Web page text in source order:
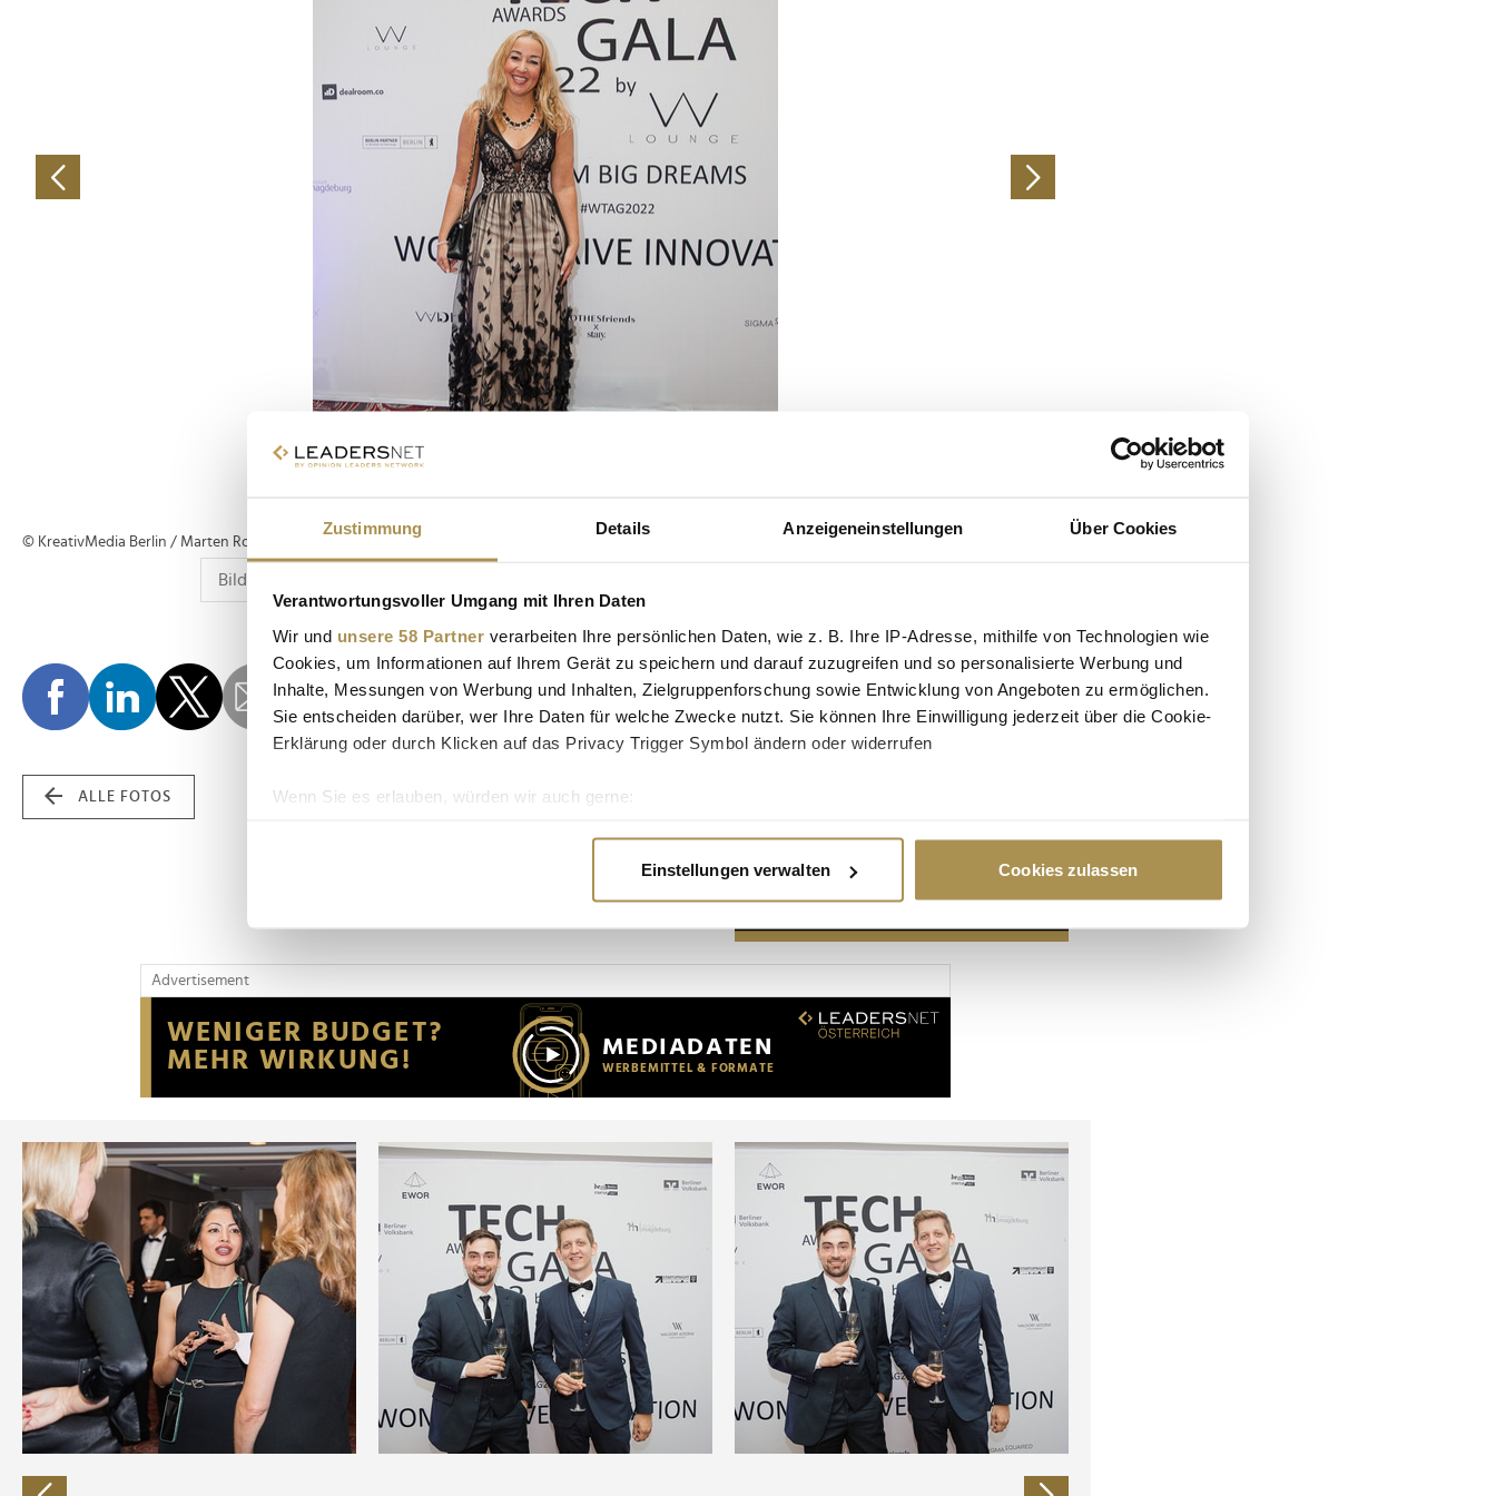
Zustimmung Details Anzeigeneinstellungen Über Cookies
Verantwortungsvoller Umgang mit Ihren Daten
Wir und unsere 58 Partner verarbeiten Ihre persönlichen Daten, wie z. B. Ihre IP-Adresse, mithilfe von Technologien wie
Cookies, um Informationen auf Ihrem Gerät zu speichern und darauf zuzugreifen und so personalisierte Werbung und
Inhalte, Messungen von Werbung und Inhalten, Zielgruppenforschung sowie Entwicklung von Angeboten zu ermöglichen.
Sie entscheiden darüber, wer Ihre Daten für welche Zwecke nutzt. Sie können Ihre Einwilligung jederzeit über die Cookie-
Erklärung oder durch Klicken auf das Privacy Trigger Symbol ändern oder widerrufen
Wenn Sie es erlauben, würden wir auch gerne:
Erfahren Sie mehr darüber, wie Ihre persönlichen Daten verarbeitet werden, und legen Sie Ihre Präferenzen im
Wir verwenden Cookies, um Inhalte und Anzeigen zu personalisieren, Funktionen für soziale Medien anbieten zu können
Website an unsere Partner für soziale Medien, Werbung und Analysen weiter. Unsere Partner führen diese Informationen
möglicherweise mit weiteren Daten zusammen, die Sie ihnen bereitgestellt haben oder die sie im Rahmen Ihrer Nutzung
der Dienste gesammelt haben.
Einstellungen verwalten Cookies zulassen
© KreativMedia Berlin / Marten Ronneburg
ALLE FOTOS
Advertisement
Advertisement